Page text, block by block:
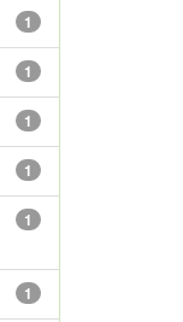
1
1
1
1
1
1